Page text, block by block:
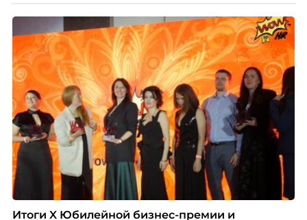
Итоги X Юбилейной бизнес-премии и